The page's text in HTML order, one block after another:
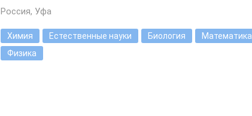
Россия, Уфа
Химия Естественные науки Биология
Математика
Физика